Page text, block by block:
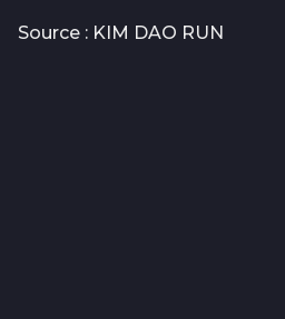
Source : KIM DAO RUN